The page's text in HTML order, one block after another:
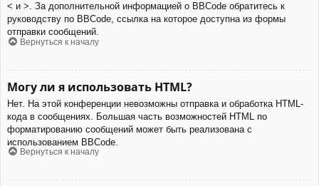
< и >. За дополнительной информацией о BBCode обратитесь к
руководству по BBCode, ссылка на которое доступна из формы
отправки сообщений.
Вернуться к началу
Могу ли я использовать HTML?
Нет. На этой конференции невозможны отправка и обработка HTML-
кода в сообщениях. Большая часть возможностей HTML по
форматированию сообщений может быть реализована с
использованием BBCode.
Вернуться к началу